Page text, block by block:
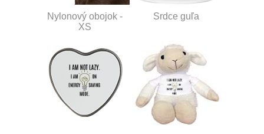
Nylonový obojok -
XS
Srdce guľa